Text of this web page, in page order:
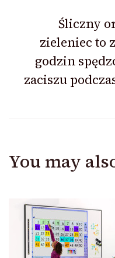
Śliczny
zieleniec to
godzin
zaciszu
You may